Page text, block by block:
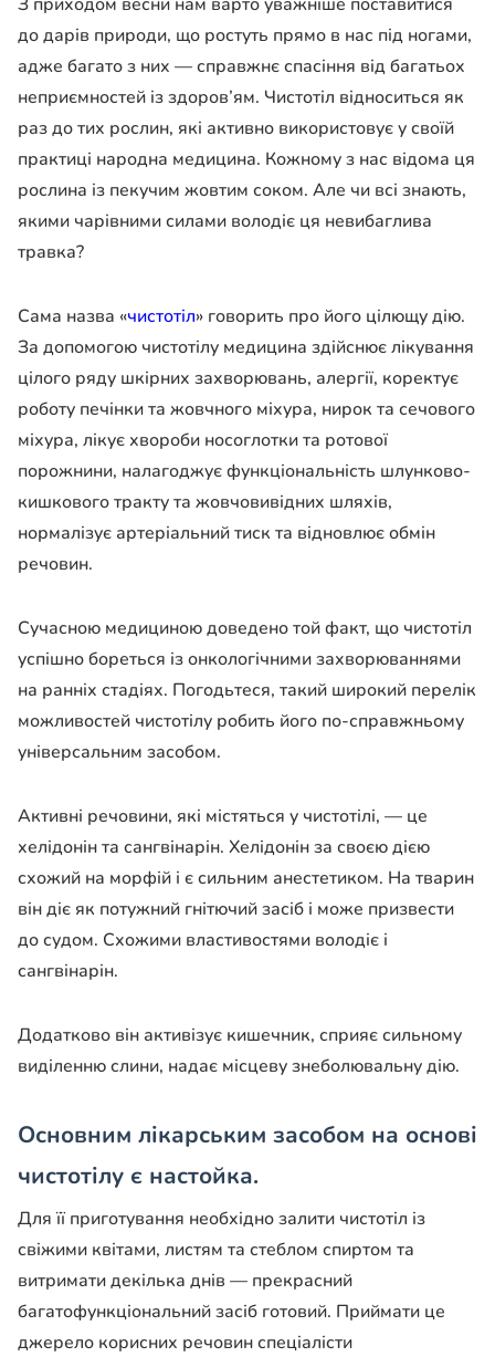
до дарів природи, що ростуть прямо в нас під ногами,
адже багато з них — справжнє спасіння від багатьох
неприємностей із здоров’ям. Чистотіл відноситься як
раз до тих рослин, які активно використовує у своїй
практиці народна медицина. Кожному з нас відома ця
рослина із пекучим жовтим соком. Але чи всі знають,
якими чарівними силами володіє ця невибаглива
травка?
Сама назва «чистотіл» говорить про його цілющу дію.
За допомогою чистотілу медицина здійснює лікування
цілого ряду шкірних захворювань, алергії, коректує
роботу печінки та жовчного міхура, нирок та сечового
міхура, лікує хвороби носоглотки та ротової
порожнини, налагоджує функціональність шлунково-
кишкового тракту та жовчовивідних шляхів,
нормалізує артеріальний тиск та відновлює обмін
речовин.
Сучасною медициною доведено той факт, що чистотіл
успішно бореться із онкологічними захворюваннями
на ранніх стадіях. Погодьтеся, такий широкий перелік
можливостей чистотілу робить його по-справжньому
універсальним засобом.
Активні речовини, які містяться у чистотілі, — це
хелідонін та сангвінарін. Хелідонін за своєю дією
схожий на морфій і є сильним анестетиком. На тварин
він діє як потужний гнітючий засіб і може призвести
до судом. Схожими властивостями володіє і
сангвінарін.
Додатково він активізує кишечник, сприяє сильному
виділенню слини, надає місцеву знеболювальну дію.
Основним лікарським засобом на основі
чистотілу є настойка.
Для її приготування необхідно залити чистотіл із
свіжими квітами, листям та стеблом спиртом та
витримати декілька днів — прекрасний
багатофункціональний засіб готовий. Приймати це
джерело корисних речовин спеціалісти